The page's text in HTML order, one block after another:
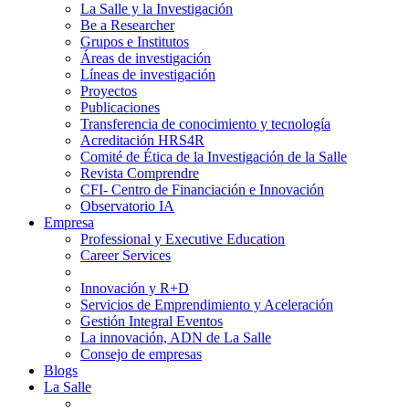
La Salle y la Investigación
Be a Researcher
Grupos e Institutos
Áreas de investigación
Líneas de investigación
Proyectos
Publicaciones
Transferencia de conocimiento y tecnología
Acreditación HRS4R
Comité de Ética de la Investigación de la Salle
Revista Comprendre
CFI- Centro de Financiación e Innovación
Observatorio IA
Empresa
Professional y Executive Education
Career Services
Innovación y R+D
Servicios de Emprendimiento y Aceleración
Gestión Integral Eventos
La innovación, ADN de La Salle
Consejo de empresas
Blogs
La Salle